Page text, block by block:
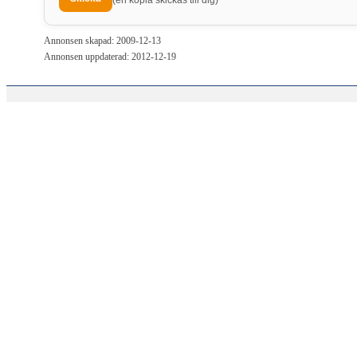
Annonsen skapad: 2009-12-13
Annonsen uppdaterad: 2012-12-19